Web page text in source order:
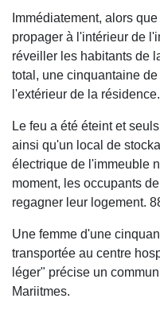
Immédiatement, alors
propager à l'intérieur de
réveiller les habitants de
total, une cinquantaine
l'extérieur de la résidence.
Le feu a été éteint et
ainsi qu'un local de
électrique de l'immeuble
moment, les occupants
regagner leur logement.
Une femme d'une
transportée au centre
léger" précise un
Mariitmes.